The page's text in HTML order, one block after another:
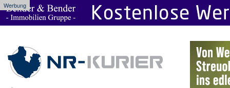
Werbung